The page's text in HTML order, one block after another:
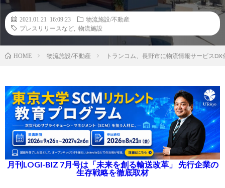
2021.01.21 16:09:23
物流施設/不動産
プレスリリースなど
物流施設
HOME 物流施設/不動産 トランコム、長野市に物流情報サービス
月刊LOGI-BIZ 7月号は「未来を創る輸送改革」 先行企業の
生存戦略を徹底取材